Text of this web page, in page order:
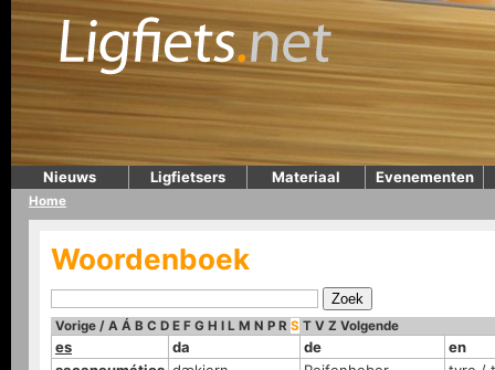
Nieuws Ligfietsers Materiaal Evenementen
Home
Woordenboek
Vorige / A Á B C D E F G H I L M N P R S T V Z Volgende
es da de
en